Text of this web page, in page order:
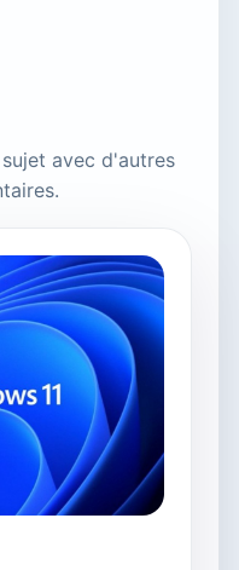
avec d'autres